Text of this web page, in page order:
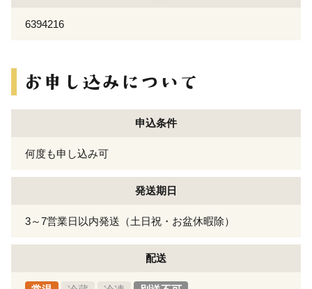
6394216
申込条件
何度も申し込み可
発送期日
3～7営業日以内発送（土日祝・お盆休暇除）
配送